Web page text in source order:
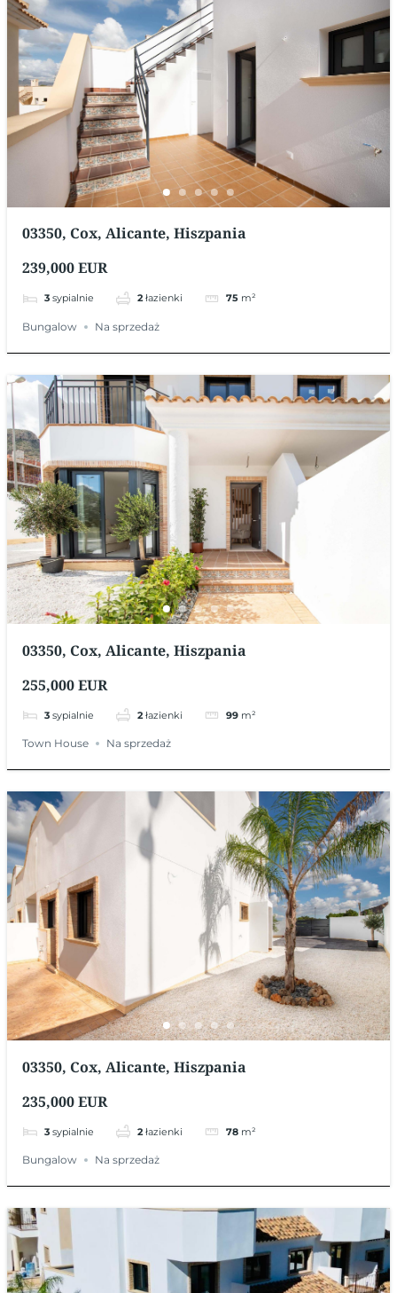
03350, Cox, Alicante, Hiszpania
239,000 EUR
3 sypialnie 2 łazienki 75 m²
Bungalow Na sprzedaż
03350, Cox, Alicante, Hiszpania
255,000 EUR
3 sypialnie 2 łazienki 99 m²
Town House Na sprzedaż
03350, Cox, Alicante, Hiszpania
235,000 EUR
3 sypialnie 2 łazienki 78 m²
Bungalow Na sprzedaż